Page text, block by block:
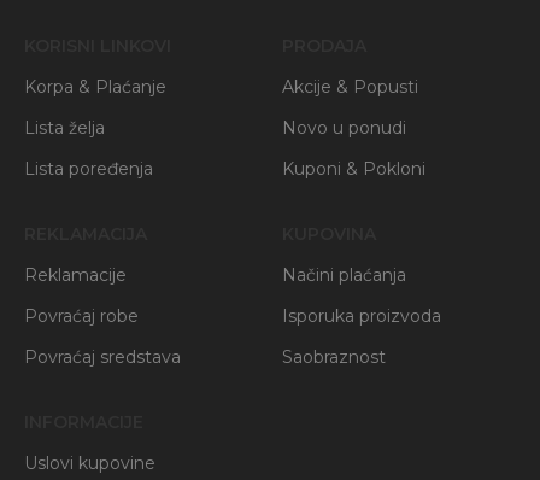
Korpa & Plaćanje
Lista želja
Lista poređenja
Akcije & Popusti
Novo u ponudi
Kuponi & Pokloni
Reklamacije
Povraćaj robe
Povraćaj sredstava
Načini plaćanja
Isporuka proizvoda
Saobraznost
Uslovi kupovine